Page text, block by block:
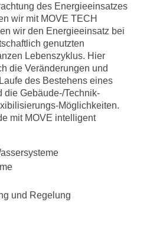
des Energieeinsatzes
wir mit MOVE TECH
wir den Energieeinsatz bei
genutzten
Lebenszyklus. Hier
die Veränderungen und
des Bestehens eines
die Gebäude-/Technik-
Möglichkeiten.
mit MOVE intelligent
und Regelung